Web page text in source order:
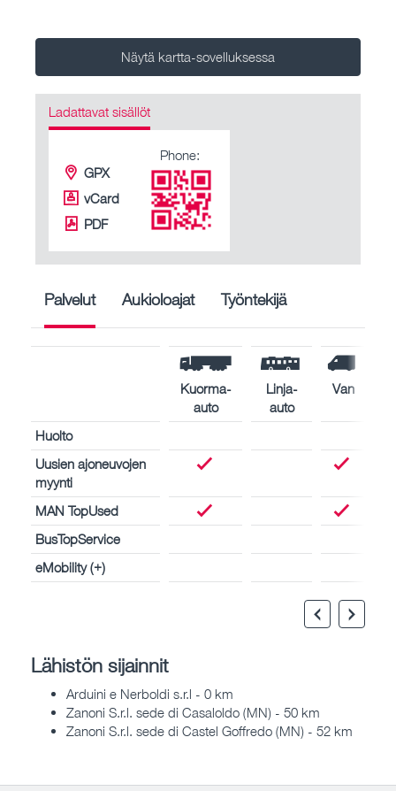
Näytä kartta-sovelluksessa
Ladattavat sisällöt
GPX
vCard
PDF
Phone:
Palvelut Aukioloajat Työntekijä
Kuorma-
auto
Linja-
auto
Van
Huolto
Uusien ajoneuvojen
myynti
MAN TopUsed
BusTopService
eMobility (+)
Lähistön sijainnit
Arduini e Nerboldi s.r.l - 0 km
Zanoni S.r.l. sede di Casaloldo (MN) - 50 km
Zanoni S.r.l. sede di Castel Goffredo (MN) - 52 km